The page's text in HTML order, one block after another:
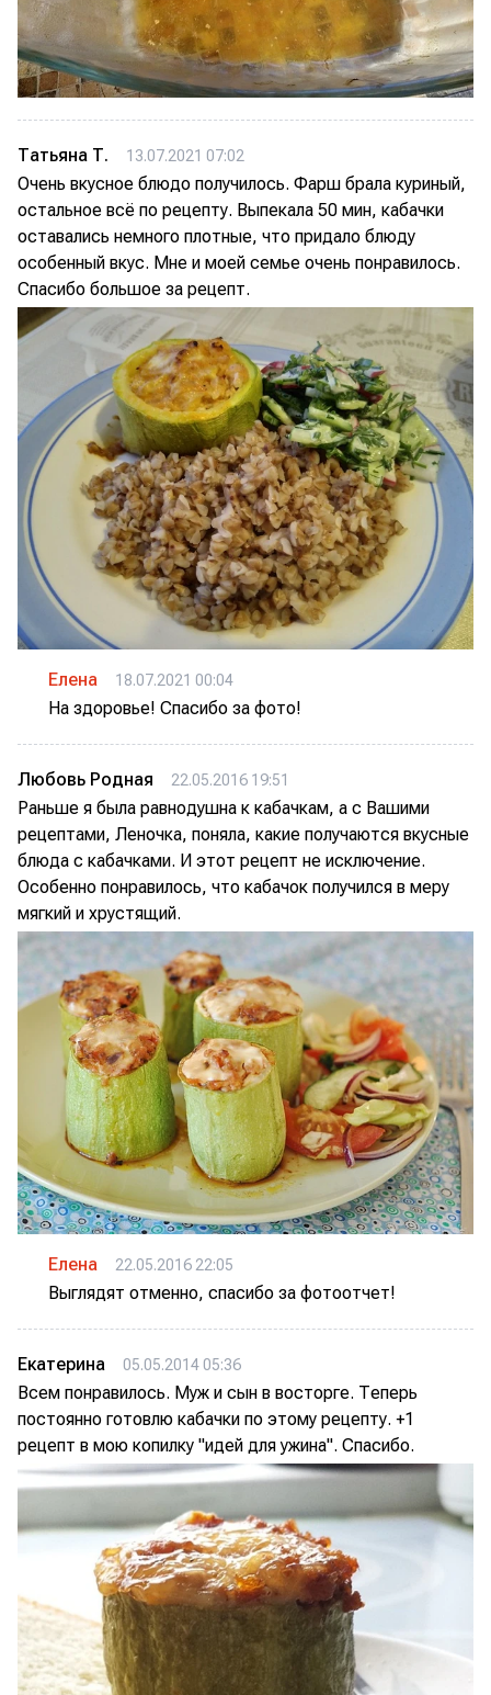
Татьяна Т. 13.07.2021 07:02
Очень вкусное блюдо получилось. Фарш брала куриный,
остальное всё по рецепту. Выпекала 50 мин, кабачки
оставались немного плотные, что придало блюду
особенный вкус. Мне и моей семье очень понравилось.
Спасибо большое за рецепт.
Елена 18.07.2021 00:04
На здоровье! Спасибо за фото!
Любовь Родная 22.05.2016 19:51
Раньше я была равнодушна к кабачкам, а с Вашими
рецептами, Леночка, поняла, какие получаются вкусные
блюда с кабачками. И этот рецепт не исключение.
Особенно понравилось, что кабачок получился в меру
мягкий и хрустящий.
Елена 22.05.2016 22:05
Выглядят отменно, спасибо за фотоотчет!
Екатерина 05.05.2014 05:36
Всем понравилось. Муж и сын в восторге. Теперь
постоянно готовлю кабачки по этому рецепту. +1
рецепт в мою копилку "идей для ужина". Спасибо.